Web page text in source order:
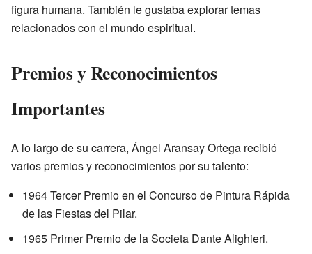
figura humana. También le gustaba explorar temas
relacionados con el mundo espiritual.
Premios y Reconocimientos
Importantes
A lo largo de su carrera, Ángel Aransay Ortega recibió
varios premios y reconocimientos por su talento:
1964 Tercer Premio en el Concurso de Pintura Rápida
de las Fiestas del Pilar.
1965 Primer Premio de la Societa Dante Alighieri.